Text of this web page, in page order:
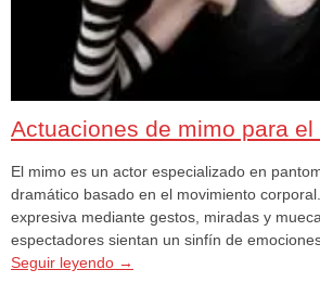
Actuaciones de mimo para
El mimo es un actor especializado en
dramático basado en el movimiento
expresiva mediante gestos, miradas y
espectadores sientan un sinfín de
Seguir leyendo →